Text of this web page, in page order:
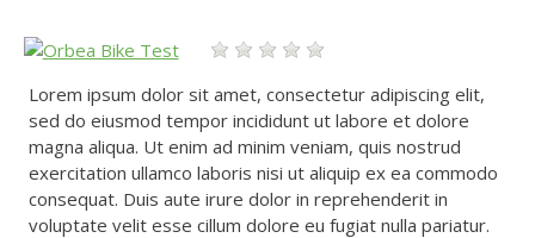
Lorem ipsum dolor sit amet, consectetur adipiscing elit,
sed do eiusmod tempor incididunt ut labore et dolore
magna aliqua. Ut enim ad minim veniam, quis nostrud
exercitation ullamco laboris nisi ut aliquip ex ea commodo
consequat. Duis aute irure dolor in reprehenderit in
voluptate velit esse cillum dolore eu fugiat nulla pariatur.